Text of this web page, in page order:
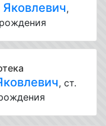
,
рождения
, ст.